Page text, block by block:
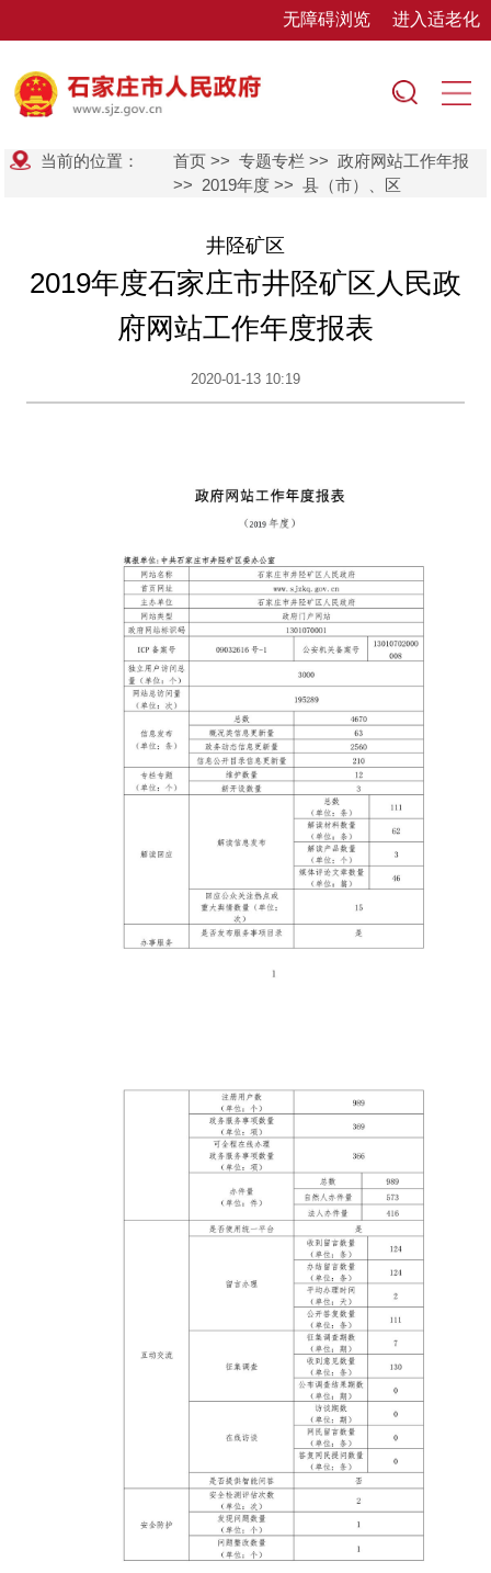
无障碍浏览 进入适老化
当前的位置： 首页 >>专题专栏 >>政府网站工作年报
>> 2019年度 >>县（市）、区
井陉矿区
2019年度石家庄市井陉矿区人民政
府网站工作年度报表
2020-01-13 10:19